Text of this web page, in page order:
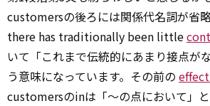
customersの後ろには関係代名詞が省略
there has traditionally been little
いて「これまで伝統的にあまり接点が
う意味になっています。その前の
customersのinは「～の点において」